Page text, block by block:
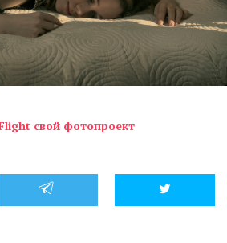
свой фотопроект